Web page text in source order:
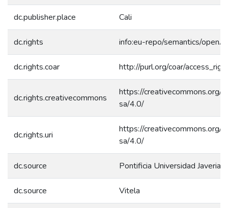
dc.publisher.place Cali
dc.rights info:eu-repo/semantics/
dc.rights.coar http://purl.org/coar/
dc.rights.creativecommons
https://creativecommons.org/
sa/4.0/
dc.rights.uri
https://creativecommons.org/
sa/4.0/
dc.source Pontificia Universidad
dc.source Vitela